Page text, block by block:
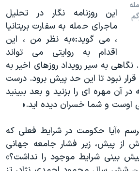
این روزنامه نگار در تحلیل
ماجرای حمله به سفارت بریتانیا
، می گوید:«به نظر من ، این
اقدام به روایتی می تواند
به سیر رویداد روزهای اخیر به
نبود تا این حد پیش برود. درست
آن مهره ای را بزنید و بعد ببینید
و شما خسران دیده اید.»
«آیا حکومت در شرایط فعلی که
از پیش، زیر فشار جامعه جهانی
بینی شرایط موجود را نداشت؟»